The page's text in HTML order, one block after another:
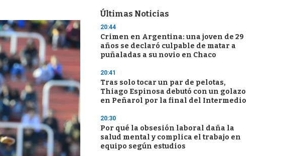
Últimas Noticias
20:44
Crimen en Argentina: una joven de 29
años se declaró culpable de matar a
puñaladas a su novio en Chaco
20:41
Tras solo tocar un par de pelotas,
Thiago Espinosa debutó con un golazo
en Peñarol por la final del Intermedio
20:30
Por qué la obsesión laboral daña la
salud mental y complica el trabajo en
equipo según estudios